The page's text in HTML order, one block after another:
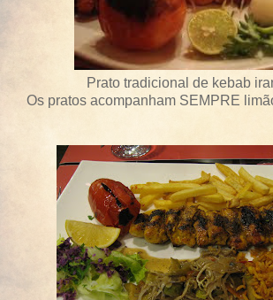
Prato tradicional de kebab
Os pratos acompanham SEMPRE